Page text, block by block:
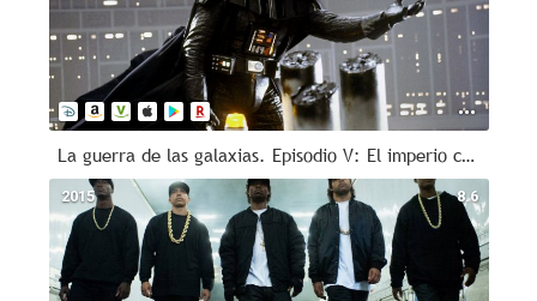
La guerra de las galaxias. Episodio V: El imperio contraataca
8.6
2015